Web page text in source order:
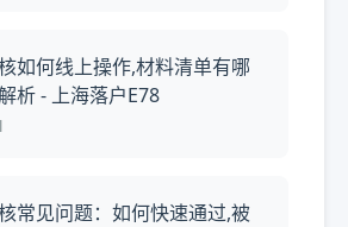
如何线上操作,材料清单有哪
析 - 上海落户E78
常见问题：如何快速通过,被